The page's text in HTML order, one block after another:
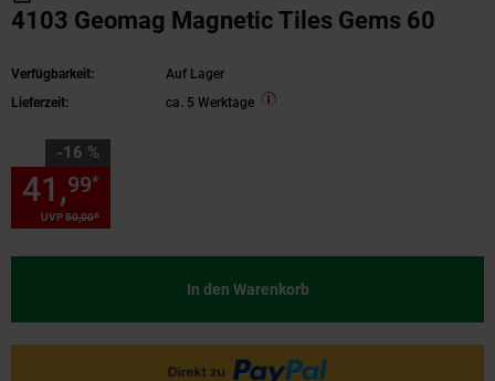
4103 Geomag Magnetic Tiles Gems 60
Verfügbarkeit:
Auf Lager
Lieferzeit:
ca. 5 Werktage
-16 %
Sie Sparen 16 Prozent,
UVP50,00*
41,99*
In den Warenkorb